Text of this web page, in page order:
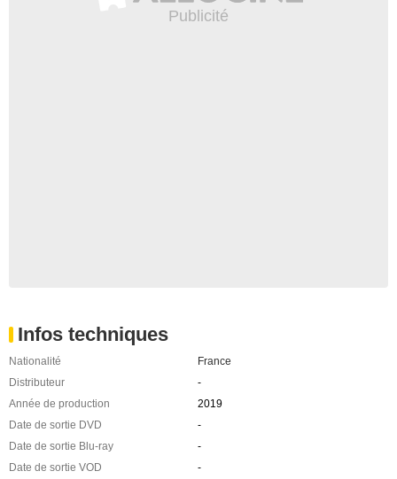
Infos techniques
Nationalité
France
Distributeur
-
Année de production
2019
Date de sortie DVD
-
Date de sortie Blu-ray
-
Date de sortie VOD
-